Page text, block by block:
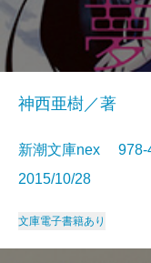
神西亜樹／著
新潮文庫nex
2015/10/28
文庫電子書籍あり